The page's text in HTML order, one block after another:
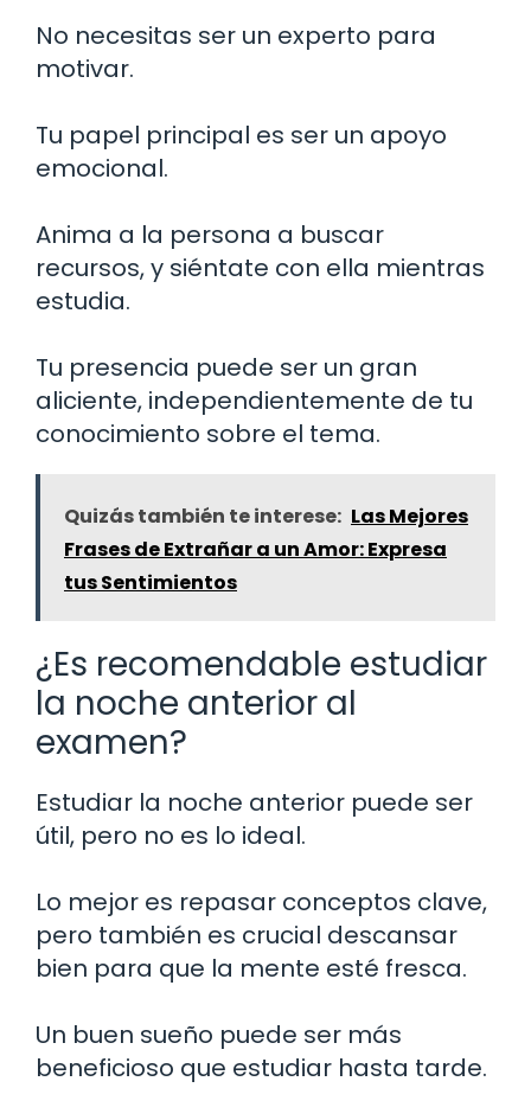
No necesitas ser un experto para
motivar.
Tu papel principal es ser un apoyo
emocional.
Anima a la persona a buscar
recursos, y siéntate con ella mientras
estudia.
Tu presencia puede ser un gran
aliciente, independientemente de tu
conocimiento sobre el tema.
Quizás también te interese: Las Mejores
Frases de Extrañar a un Amor: Expresa
tus Sentimientos
¿Es recomendable estudiar
la noche anterior al
examen?
Estudiar la noche anterior puede ser
útil, pero no es lo ideal.
Lo mejor es repasar conceptos clave,
pero también es crucial descansar
bien para que la mente esté fresca.
Un buen sueño puede ser más
beneficioso que estudiar hasta tarde.